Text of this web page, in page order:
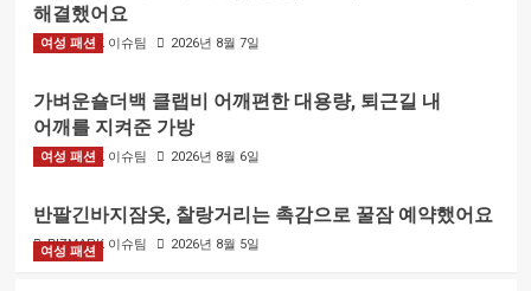
해결했어요
BIZMARK 이슈팀 2026년 8월 7일
여성 패션
가벼운숄더백 클랩비 어깨편한 대용량, 퇴근길 내
어깨를 지켜준 가방
BIZMARK 이슈팀 2026년 8월 6일
여성 패션
반팔긴바지잠옷, 찰랑거리는 촉감으로 꿀잠 예약했어요
BIZMARK 이슈팀 2026년 8월 5일
여성 패션